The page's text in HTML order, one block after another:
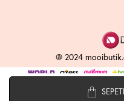
@ 2024
-SoftE-Ticaret